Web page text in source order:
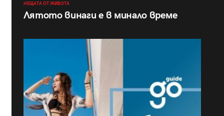
НЕЩАТА ОТ ЖИВОТА
Лятото винаги е в минало време